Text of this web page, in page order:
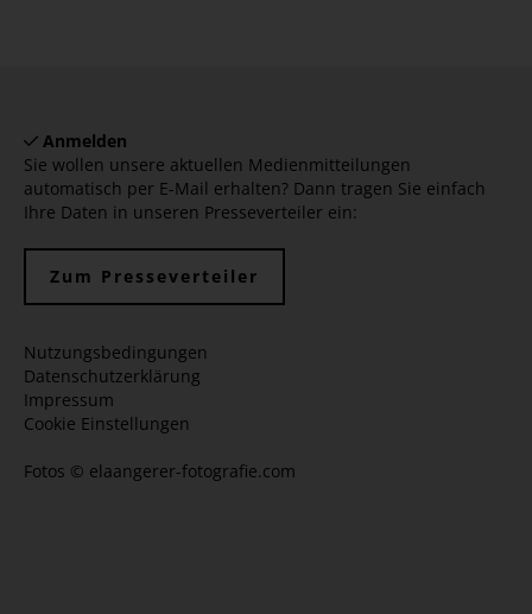
Anmelden
Sie wollen unsere aktuellen Medienmitteilungen
automatisch per E-Mail erhalten? Dann tragen Sie einfach
Ihre Daten in unseren Presseverteiler ein:
Zum Presseverteiler
Nutzungsbedingungen
Datenschutzerklärung
Impressum
Cookie Einstellungen
Fotos © elaangerer-fotografie.com